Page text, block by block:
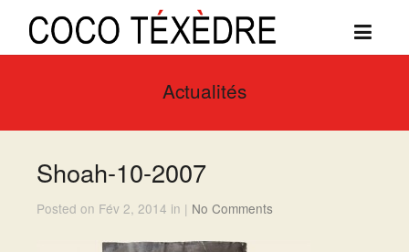
Actualités
Shoah-10-2007
Posted on Fév 2, 2014 in | No Comments